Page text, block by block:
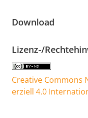
Download
Lizenz-/
Creative Commons
erziell 4.0